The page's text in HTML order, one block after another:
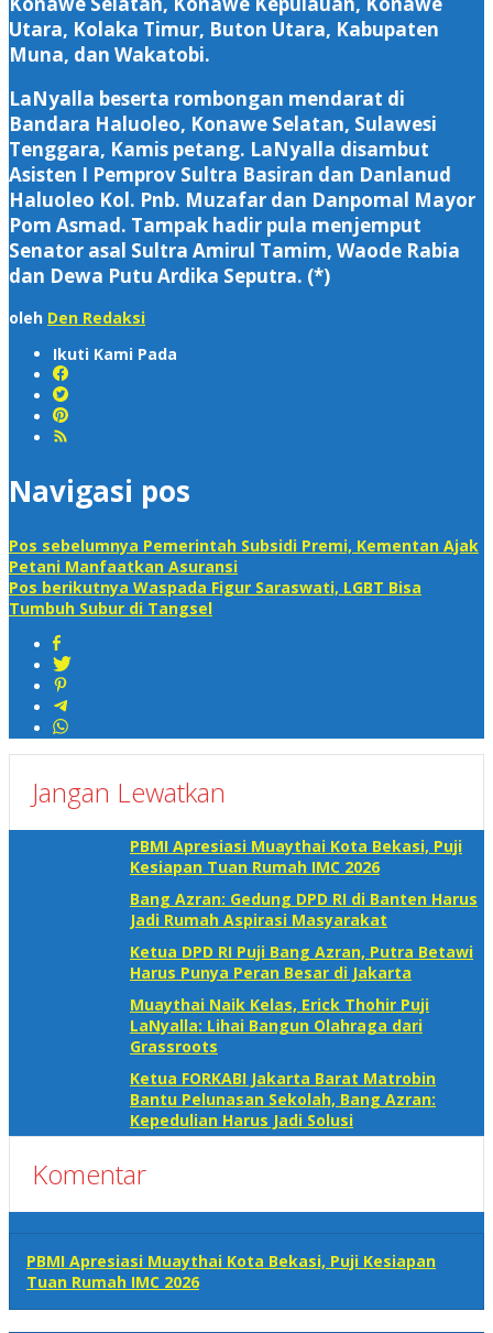
Utara, Kolaka Timur, Buton Utara, Kabupaten
Muna, dan Wakatobi.
LaNyalla beserta rombongan mendarat di
Bandara Haluoleo, Konawe Selatan, Sulawesi
Tenggara, Kamis petang. LaNyalla disambut
Asisten I Pemprov Sultra Basiran dan Danlanud
Haluoleo Kol. Pnb. Muzafar dan Danpomal Mayor
Pom Asmad. Tampak hadir pula menjemput
Senator asal Sultra Amirul Tamim, Waode Rabia
dan Dewa Putu Ardika Seputra. (*)
oleh Den Redaksi
Ikuti Kami Pada
Navigasi pos
Pos sebelumnya Pemerintah Subsidi Premi, Kementan Ajak
Petani Manfaatkan Asuransi
Pos berikutnya Waspada Figur Saraswati, LGBT Bisa
Tumbuh Subur di Tangsel
Jangan Lewatkan
PBMI Apresiasi Muaythai Kota Bekasi, Puji
Kesiapan Tuan Rumah IMC 2026
Bang Azran: Gedung DPD RI di Banten Harus
Jadi Rumah Aspirasi Masyarakat
Ketua DPD RI Puji Bang Azran, Putra Betawi
Harus Punya Peran Besar di Jakarta
Muaythai Naik Kelas, Erick Thohir Puji
LaNyalla: Lihai Bangun Olahraga dari
Grassroots
Ketua FORKABI Jakarta Barat Matrobin
Bantu Pelunasan Sekolah, Bang Azran:
Kepedulian Harus Jadi Solusi
Komentar
PBMI Apresiasi Muaythai Kota Bekasi, Puji Kesiapan
Tuan Rumah IMC 2026